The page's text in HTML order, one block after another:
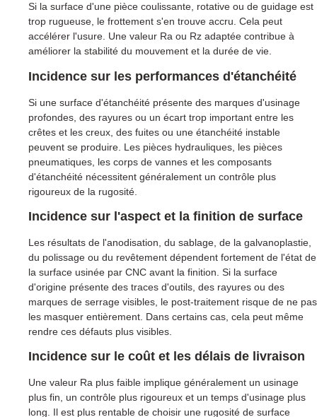
Si la surface d'une pièce coulissante, rotative ou de guidage est
trop rugueuse, le frottement s'en trouve accru. Cela peut
accélérer l'usure. Une valeur Ra ou Rz adaptée contribue à
améliorer la stabilité du mouvement et la durée de vie.
Incidence sur les performances d'étanchéité
Si une surface d'étanchéité présente des marques d'usinage
profondes, des rayures ou un écart trop important entre les
crêtes et les creux, des fuites ou une étanchéité instable
peuvent se produire. Les pièces hydrauliques, les pièces
pneumatiques, les corps de vannes et les composants
d'étanchéité nécessitent généralement un contrôle plus
rigoureux de la rugosité.
Incidence sur l'aspect et la finition de surface
Les résultats de l'anodisation, du sablage, de la galvanoplastie,
du polissage ou du revêtement dépendent fortement de l'état de
la surface usinée par CNC avant la finition. Si la surface
d'origine présente des traces d'outils, des rayures ou des
marques de serrage visibles, le post-traitement risque de ne pas
les masquer entièrement. Dans certains cas, cela peut même
rendre ces défauts plus visibles.
Incidence sur le coût et les délais de livraison
Une valeur Ra plus faible implique généralement un usinage
plus fin, un contrôle plus rigoureux et un temps d'usinage plus
long. Il est plus rentable de choisir une rugosité de surface